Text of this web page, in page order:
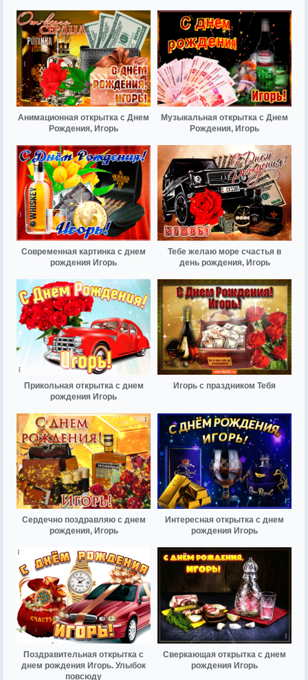
Анимационная открытка с Днем
Рождения, Игорь
Музыкальная открытка с Днем
Рождения, Игорь
Современная картинка с днем
рождения Игорь
Тебе желаю море счастья в
день рождения, Игорь
Прикольная открытка с днем
рождения Игорь
Игорь с праздником Тебя
Сердечно поздравляю с днем
рождения, Игорь
Интересная открытка с днем
рождения Игорь
Поздравительная открытка с
днем рождения Игорь. Улыбок
повсюду
Сверкающая открытка с днем
рождения Игорь